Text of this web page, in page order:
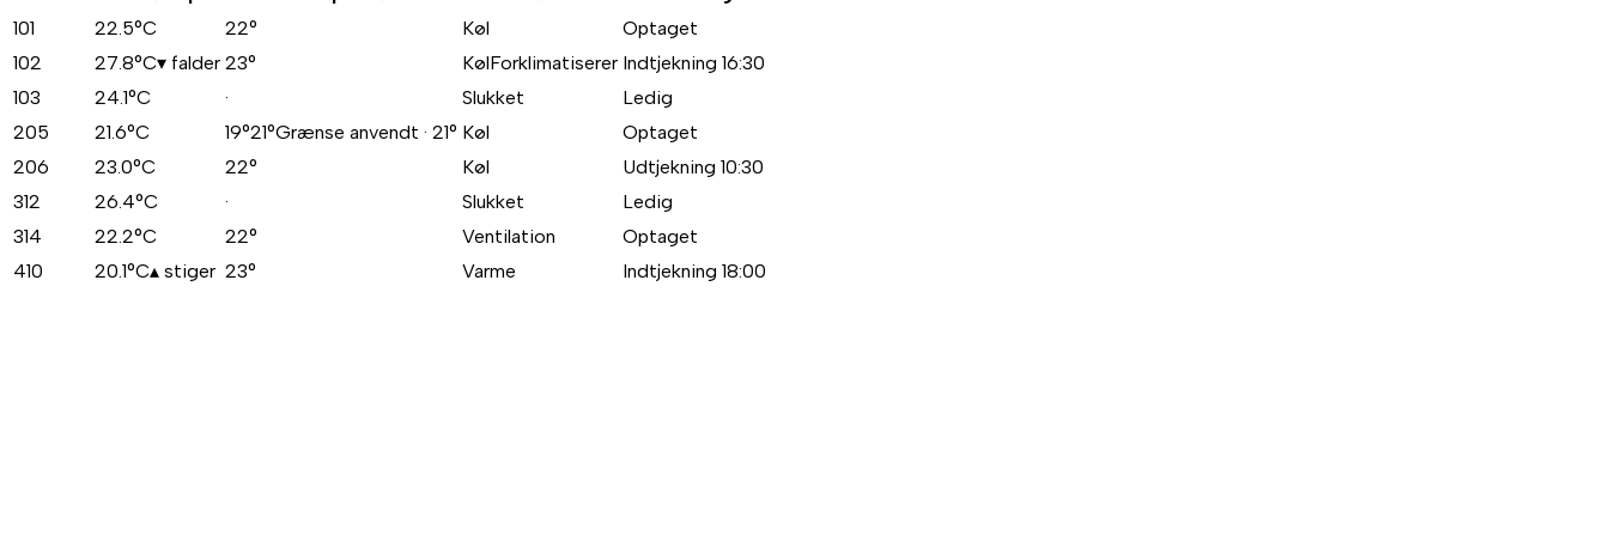
101
22.5°C 22° Køl
Optaget
102
27.8°C▾ falder 23° KølForklimatiserer Indtjekning 16:30
103
24.1°C · Slukket
Ledig
205
21.6°C 19°21°Grænse anvendt · 21° Køl
Optaget
206
23.0°C 22° Køl
Udtjekning 10:30
312
26.4°C · Slukket
Ledig
314
22.2°C 22° Ventilation
Optaget
410
20.1°C▴ stiger 23° Varme Indtjekning 18:00